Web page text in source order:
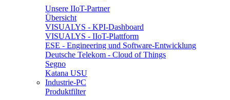
Unsere IIoT-Partner
Übersicht
VISUALYS - KPI-Dashboard
VISUALYS - IIoT-Plattform
ESE - Engineering und Software-Entwicklung
Deutsche Telekom - Cloud of Things
Segno
Katana USU
Industrie-PC
Produktfilter